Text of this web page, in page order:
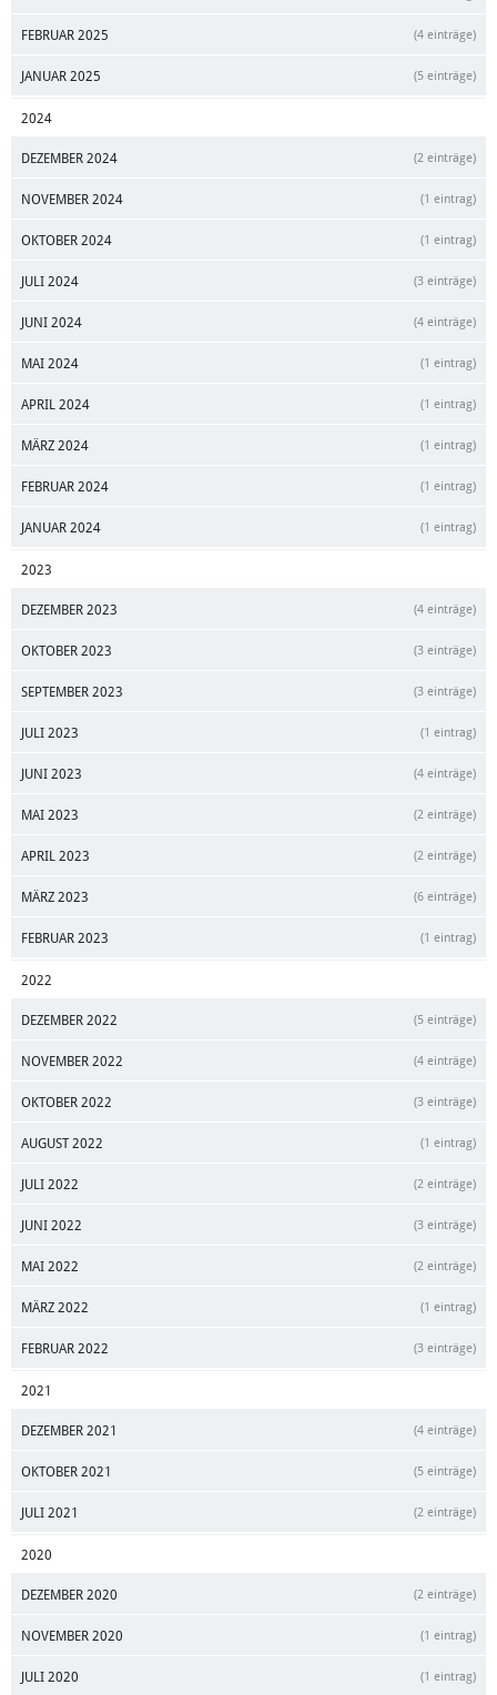
FEBRUAR 2025 (4 einträge)
JANUAR 2025 (5 einträge)
2024
DEZEMBER 2024 (2 einträge)
NOVEMBER 2024 (1 eintrag)
OKTOBER 2024 (1 eintrag)
JULI 2024 (3 einträge)
JUNI 2024 (4 einträge)
MAI 2024 (1 eintrag)
APRIL 2024 (1 eintrag)
MÄRZ 2024 (1 eintrag)
FEBRUAR 2024 (1 eintrag)
JANUAR 2024 (1 eintrag)
2023
DEZEMBER 2023 (4 einträge)
OKTOBER 2023 (3 einträge)
SEPTEMBER 2023 (3 einträge)
JULI 2023 (1 eintrag)
JUNI 2023 (4 einträge)
MAI 2023 (2 einträge)
APRIL 2023 (2 einträge)
MÄRZ 2023 (6 einträge)
FEBRUAR 2023 (1 eintrag)
2022
DEZEMBER 2022 (5 einträge)
NOVEMBER 2022 (4 einträge)
OKTOBER 2022 (3 einträge)
AUGUST 2022 (1 eintrag)
JULI 2022 (2 einträge)
JUNI 2022 (3 einträge)
MAI 2022 (2 einträge)
MÄRZ 2022 (1 eintrag)
FEBRUAR 2022 (3 einträge)
2021
DEZEMBER 2021 (4 einträge)
OKTOBER 2021 (5 einträge)
JULI 2021 (2 einträge)
2020
DEZEMBER 2020 (2 einträge)
NOVEMBER 2020 (1 eintrag)
JULI 2020 (1 eintrag)